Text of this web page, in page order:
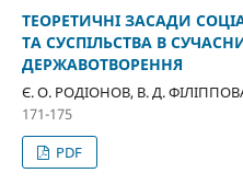
ТЕОРЕТИЧНІ ЗАСАДИ
ТА СУСПІЛЬСТВА В
ДЕРЖАВОТВОРЕННЯ
Є. О. РОДІОНОВ, В. Д.
171-175
PDF